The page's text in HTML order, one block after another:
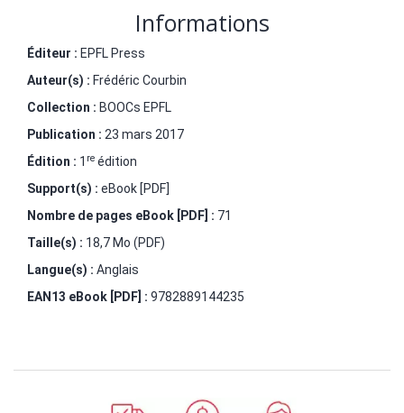
Informations
Éditeur : EPFL Press
Auteur(s) : Frédéric Courbin
Collection : BOOCs EPFL
Publication : 23 mars 2017
Édition : 1 re édition
Support(s) : eBook [PDF]
Nombre de pages eBook [PDF] : 71
Taille(s) : 18,7 Mo (PDF)
Langue(s) : Anglais
EAN13 eBook [PDF] : 9782889144235